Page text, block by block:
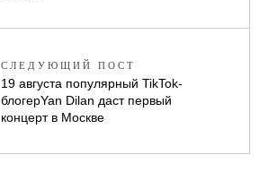
СЛЕДУЮЩИЙ ПОСТ
19 августа популярный TikTok-
блогерYan Dilan даст первый
концерт в Москве